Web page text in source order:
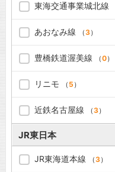
東海交通事業城北線
あおなみ線 （3）
豊橋鉄道渥美線 （0）
リニモ （ 5 ）
近鉄名古屋線 （3）
JR東日本
JR東海道本線 （3）